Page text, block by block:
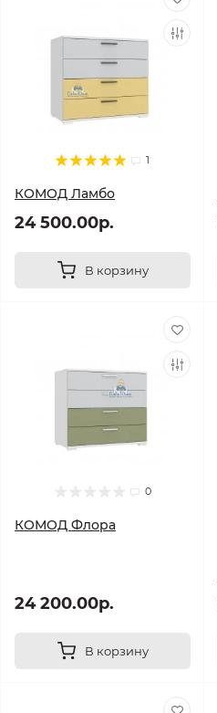
1
КОМОД Ламбо
24 500.00р.
В корзину
0
КОМОД Флора
24 200.00р.
В корзину